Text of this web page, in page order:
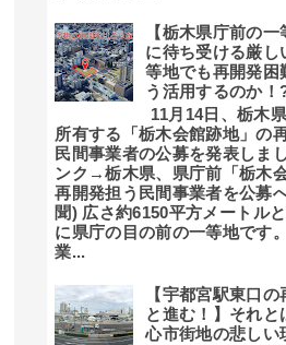
【栃木県庁前の
に待ち受ける厳し
等地でも再開発困
う活用するのか！
11月14日、栃木
所有する「栃木会館跡地」の
民間事業者の公募を発表しま
ンク→栃木県、県庁前「栃木
再開発担う民間事業者を公募
聞) 広さ約6150平方メートル
に県庁の目の前の一等地です
業...
【宇都宮駅東口
と進む！】それと
心市街地の悲しい